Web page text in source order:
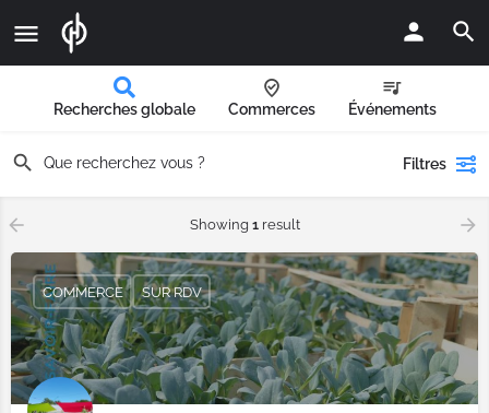
Recherches globale Commerces Événements
Filtres
Showing 1result
COMMERCE SUR RDV